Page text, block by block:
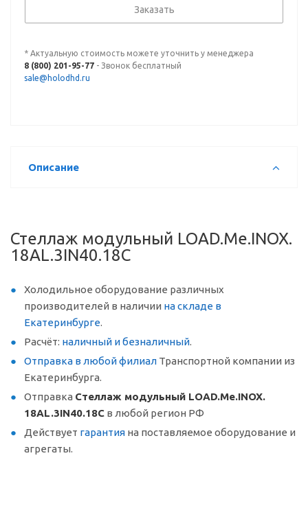
Заказать
* Актуальную стоимость можете уточнить у менеджера
8 (800) 201-95-77 - Звонок бесплатный
sale@holodhd.ru
Описание
Стеллаж модульный LOAD.Me.INOX.
18AL.3IN40.18C
Холодильное оборудование различных
производителей в наличии на складе в
Екатеринбурге.
Расчёт: наличный и безналичный.
Отправка в любой филиал Транспортной компании из
Екатеринбурга.
Отправка Стеллаж модульный LOAD.Me.INOX.
18AL.3IN40.18C в любой регион РФ
Действует гарантия на поставляемое оборудование и
агрегаты.